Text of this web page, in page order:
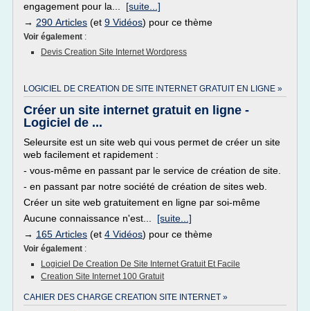
engagement pour la... [suite...]
→ 290 Articles (et 9 Vidéos) pour ce thème
Voir également :
Devis Creation Site Internet Wordpress
LOGICIEL DE CREATION DE SITE INTERNET GRATUIT EN LIGNE »
Créer un site internet gratuit en ligne -
Logiciel de ...
Seleursite est un site web qui vous permet de créer un site
web facilement et rapidement :
- vous-même en passant par le service de création de site.
- en passant par notre société de création de sites web.
Créer un site web gratuitement en ligne par soi-même
Aucune connaissance n'est... [suite...]
→ 165 Articles (et 4 Vidéos) pour ce thème
Voir également :
Logiciel De Creation De Site Internet Gratuit Et Facile
Creation Site Internet 100 Gratuit
CAHIER DES CHARGE CREATION SITE INTERNET »